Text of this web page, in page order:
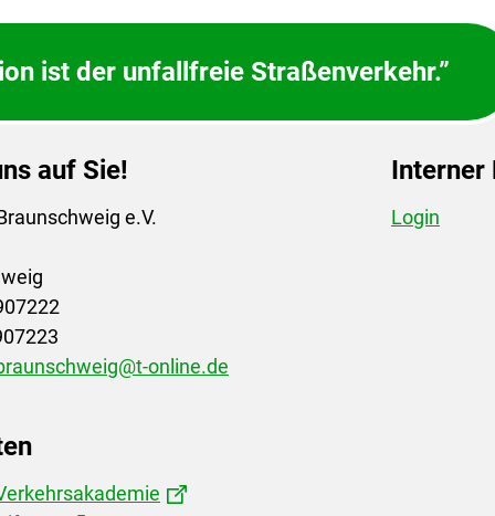
ist der unfallfreie Straßenverkehr.”
auf Sie!
e.V.
online.de
Interner
Login